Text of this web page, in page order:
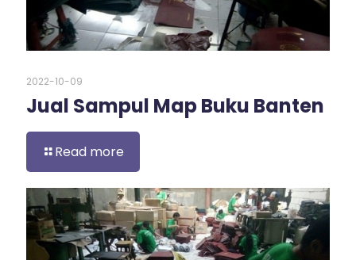
2022-10-09
Jual Sampul Map Buku Banten
Read more